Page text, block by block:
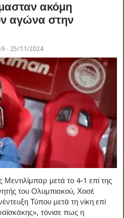
ακόμη
αγώνα στην
- 25/11/2024
Μεντιλίμπαρ μετά το 4-1 επί της
του Ολυμπιακού, Χοσέ
Τύπου μετά τη νίκη επί
τόνισε πως η